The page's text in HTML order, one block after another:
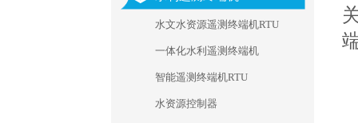
水文水资源遥测终端机RTU
一体化水利遥测终端机
智能遥测终端机RTU
水资源控制器